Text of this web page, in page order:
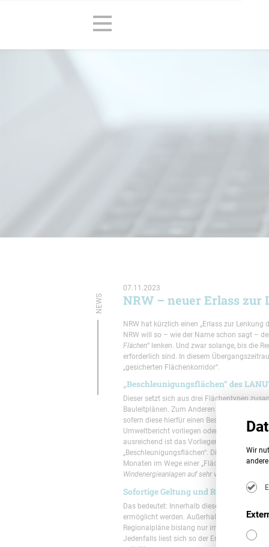
NEWS
07.11.2023
NRW – neuer Erlass zur
NRW hat kürzlich einen „Erlass zur Lenkung
NRW will so – wie der Name schon sagt –
Flächen“ lenken. Und zwar solange, bis die
erforderlich sind. In diesem
„gesicherten Flächenkorridor“.
„Beschleunigungsflächen“ des
Dieser setzt sich aus drei Flächentypen
Bauleitplänen. Zum Anderen jene Flächen,
sofern diese hierfür einen Beschluss „
zu der
Umweltbericht vorliegen oder ein förmlicher
ausreichend ist das Vorliegen dre
„Beschleunigungsflächen“. Diese hat das
Monaten im Wege einer „Flächenanalyse
Windenergieanlagen auf sehr viel geringere
Sofortige Geltung und
Das bedeutet: Innerhalb dieses
ermöglicht werden. Außerhalb aber „
Regionalpläne bislang nur im Entwurf
Jedenfalls liest sich so der Erlass, der seit
Wir